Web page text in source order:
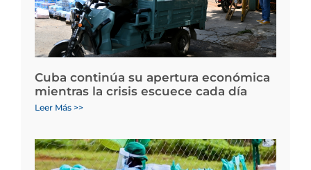
Cuba continúa su apertura económica
mientras la crisis escuece cada día
Leer Más >>